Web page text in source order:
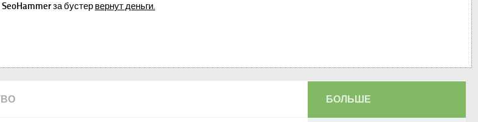
SeoHammerза бустер вернут деньги.
БОЛЬШЕ